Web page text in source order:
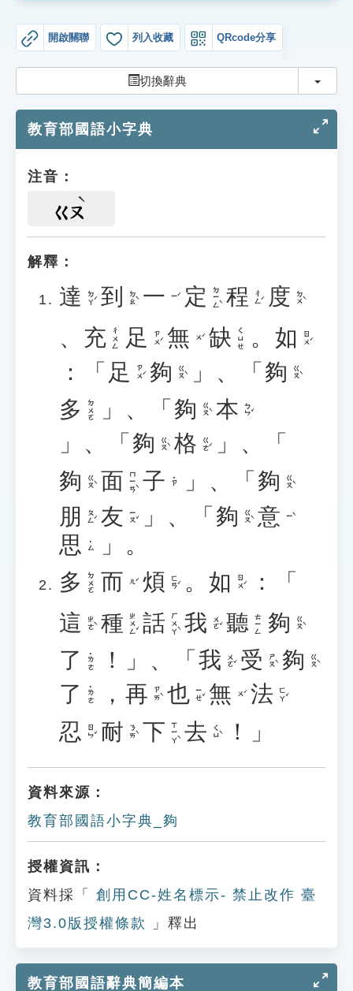
教學應用
貓頭鷹博士
開啟關聯 列入收藏 QRcode分享
切換辭典 切換
教育部國語小字典
注音：
ㄍㄡ
解釋：
達 ㄉㄚˊ 到 ㄉㄠˋ 一 ㄧˊ 定 ㄉㄧㄥˋ 程 ㄔㄥˊ 度 ㄉㄨˋ
、 充 ㄔㄨㄥ 足 ㄗㄨˊ 無 ㄨˊ 缺 ㄑㄩㄝ 。 如 ㄖㄨˊ
：「 足 ㄗㄨˊ 夠 ㄍㄡˋ 」、「 夠 ㄍㄡˋ
多 ㄉㄨㄛ 」、「 夠 ㄍㄡˋ 本 ㄅㄣˇ
」、「 夠 ㄍㄡˋ 格 ㄍㄜˊ
」、「
夠 ㄍㄡˋ 面 ㄇㄧㄢˋ 子 ˙ㄗ 」、「 夠 ㄍㄡˋ
朋 ㄆㄥˊ 友 ㄧㄡˇ 」、「 夠 ㄍㄡˋ 意 ㄧˋ
思 ˙ㄙ
」。
多 ㄉㄨㄛ 而 ㄦˊ 煩 ㄈㄢˊ 。 如 ㄖㄨˊ
：「
這 ㄓㄜˋ 種 ㄓㄨㄥˇ 話 ㄏㄨㄚˋ 我 ㄨㄛˇ 聽 ㄊㄧㄥ 夠 ㄍㄡˋ
了 ˙ㄌㄜ ！」、「 我 ㄨㄛˇ 受 ㄕㄡˋ 夠 ㄍㄡˋ
了 ˙ㄌㄜ ， 再 ㄗㄞˋ 也 ㄧㄝˇ 無 ㄨˊ 法 ㄈㄚˇ
忍 ㄖㄣˇ 耐 ㄋㄞˋ 下 ㄒㄧㄚˋ 去 ㄑㄩˋ ！」
資料來源：
教育部國語小字典_夠
授權資訊：
資料採「
創用CC-姓名標示- 禁止改作 臺
灣3.0版授權條款
」釋出
教育部國語辭典簡編本